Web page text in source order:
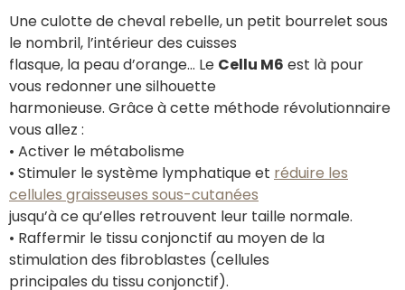
Une culotte de cheval rebelle, un petit bourrelet sous
le nombril, l’intérieur des cuisses
flasque, la peau d’orange… Le Cellu M6 est là pour
vous redonner une silhouette
harmonieuse. Grâce à cette méthode révolutionnaire
vous allez :
• Activer le métabolisme
• Stimuler le système lymphatique et réduire les
cellules graisseuses sous-cutanées
jusqu’à ce qu’elles retrouvent leur taille normale.
• Raffermir le tissu conjonctif au moyen de la
stimulation des fibroblastes (cellules
principales du tissu conjonctif).